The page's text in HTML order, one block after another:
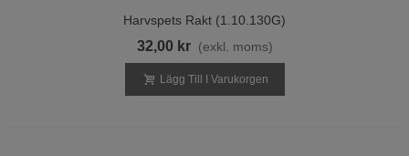
Harvspets Rakt (1.10.130G)
32,00 kr (exkl. moms)
Lägg Till I Varukorgen